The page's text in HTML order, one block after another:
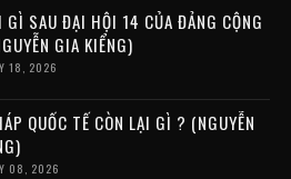
GÌ SAU ĐẠI HỘI 14 CỦA ĐẢNG CỘNG
GIA KIỂNG)
18, 2026
QUỐC TẾ CÒN LẠI GÌ ? (NGUYỄN
08, 2026